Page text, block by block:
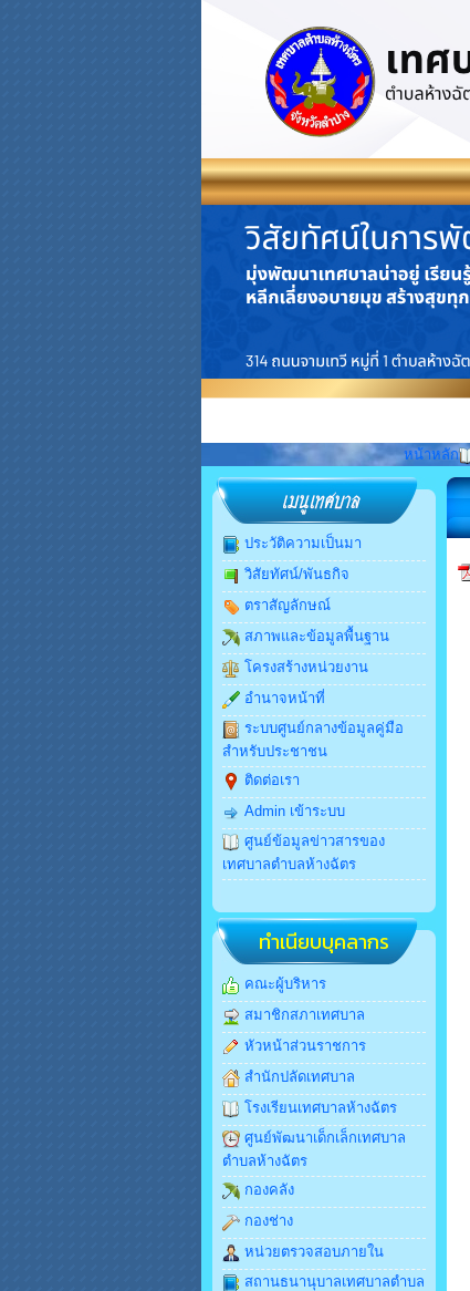
หน้าหลัก
ประวัติความเป็นมา
วิสัยทัศน์/พันธกิจ
ตราสัญลักษณ์
สภาพและข้อมูลพื้นฐาน
โครงสร้างหน่วยงาน
อำนาจหน้าที่
ระบบศูนย์กลางข้อมูลคู่มือ
สำหรับประชาชน
ติดต่อเรา
Admin เข้าระบบ
ศูนย์ข้อมูลข่าวสารของ
เทศบาลตำบลห้างฉัตร
ทำเนียบบุคลากร
คณะผู้บริหาร
สมาชิกสภาเทศบาล
หัวหน้าส่วนราชการ
สำนักปลัดเทศบาล
โรงเรียนเทศบาลห้างฉัตร
ศูนย์พัฒนาเด็กเล็กเทศบาล
ตำบลห้างฉัตร
กองคลัง
กองช่าง
หน่วยตรวจสอบภายใน
สถานธนานุบาลเทศบาลตำบล